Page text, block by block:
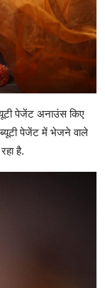
पेजेंट अनाउंस किए
पेजेंट में भेजने वाले
है.